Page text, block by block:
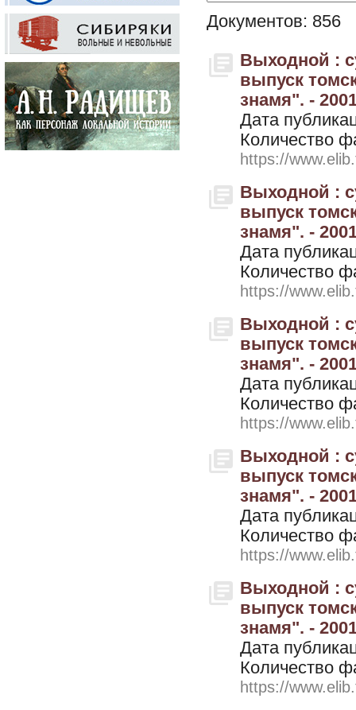
Документов: 856
Выходной :
выпуск
знамя". -
Дата
Количество
https://
Выходной :
выпуск
знамя". -
Дата
Количество
https://
Выходной :
выпуск
знамя". -
Дата
Количество
https://
Выходной :
выпуск
знамя". -
Дата
Количество
https://
Выходной :
выпуск
знамя". -
Дата
Количество
https://